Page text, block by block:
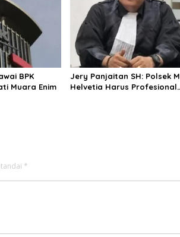
BPK
Muara Enim
Jery Panjaitan SH: Polsek
Helvetia Harus Profesional
*